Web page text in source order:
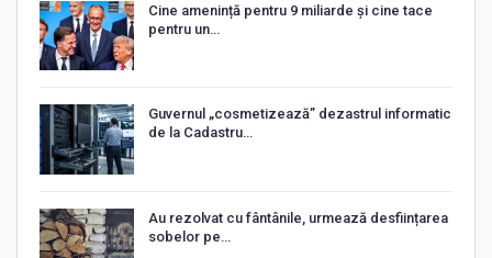
Cine amenință pentru 9 miliarde și cine tace
pentru un…
Guvernul „cosmetizează” dezastrul informatic
de la Cadastru…
Au rezolvat cu fântânile, urmează desființarea
sobelor pe…